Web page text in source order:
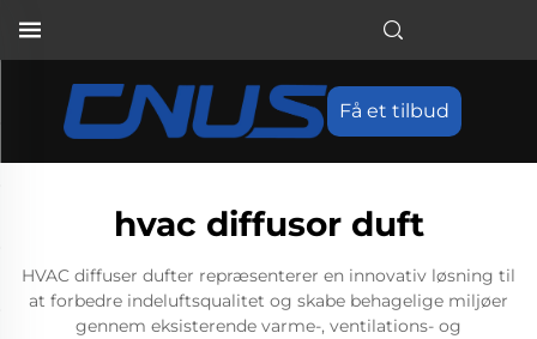
Få et tilbud
hvac diffusor duft
HVAC diffuser dufter repræsenterer en innovativ løsning til
at forbedre indeluftsqualitet og skabe behagelige miljøer
gennem eksisterende varme-, ventilations- og